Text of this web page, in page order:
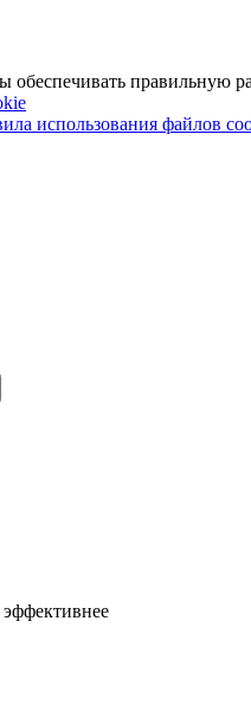
правильную
использования файлов